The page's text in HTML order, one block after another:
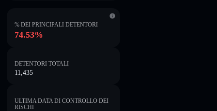
% DEI PRINCIPALI DETENTORI
74.53%
DETENTORI TOTALI
11,435
ULTIMA DATA DI CONTROLLO DEI
RISCHI